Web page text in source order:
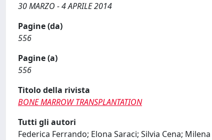
30 MARZO - 4 APRILE 2014
Pagine (da)
556
Pagine (a)
556
Titolo della rivista
BONE MARROW TRANSPLANTATION
Tutti gli autori
Federica Ferrando; Elona Saraci; Silvia Cena;